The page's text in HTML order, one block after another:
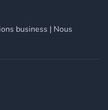
business | Nous